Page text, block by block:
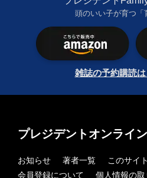
頭のいい子が育つ「
雑誌の予約購読
プレジデントオンライ
お知らせ 著者一覧
このサイ
会員登録について
個人情報の